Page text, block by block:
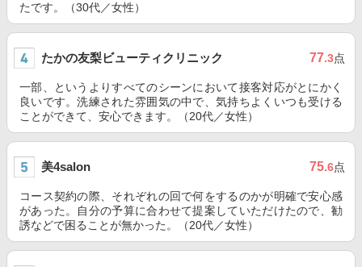
たです。（30代／女性）
たかの友梨ビューティクリニック 77.3点
一部、というよりすべてのシーンにおいて接客対応がとにかく
良いです。洗練された雰囲気の中で、気持ちよくいつも受ける
ことができて、安心できます。（20代／女性）
美4salon 75.6点
コース契約の際、それぞれの回で何をするのかが明確で安心感
があった。自分の予算に合わせて提案していただけたので、勧
誘などで困ることが無かった。（20代／女性）